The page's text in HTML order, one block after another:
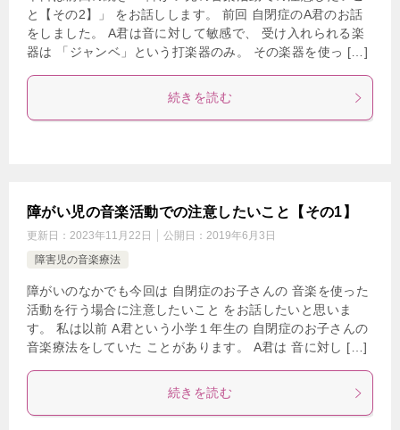
と【その2】」 をお話しします。 前回 自閉症のA君のお話
をしました。 A君は音に対して敏感で、 受け入れられる楽
器は 「ジャンベ」という打楽器のみ。 その楽器を使っ […]
続きを読む
障がい児の音楽活動での注意したいこと【その1】
更新日： 2023年11月22日 公開日： 2019年6月3日
障害児の音楽療法
障がいのなかでも今回は 自閉症のお子さんの 音楽を使った
活動を行う場合に注意したいこと をお話したいと思いま
す。 私は以前 A君という小学１年生の 自閉症のお子さんの
音楽療法をしていた ことがあります。 A君は 音に対し […]
続きを読む